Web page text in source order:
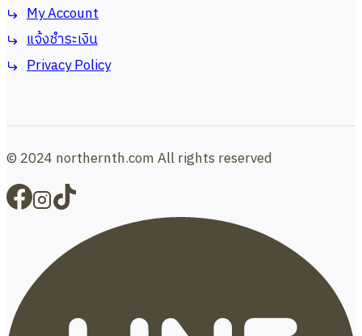
My Account
แจ้งชำระเงิน
Privacy Policy
© 2024 northernth.com All rights reserved